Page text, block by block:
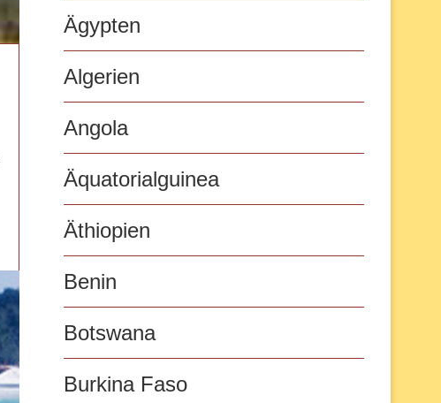
Ägypten
Algerien
Angola
Äquatorialguinea
Äthiopien
Benin
Botswana
Burkina Faso